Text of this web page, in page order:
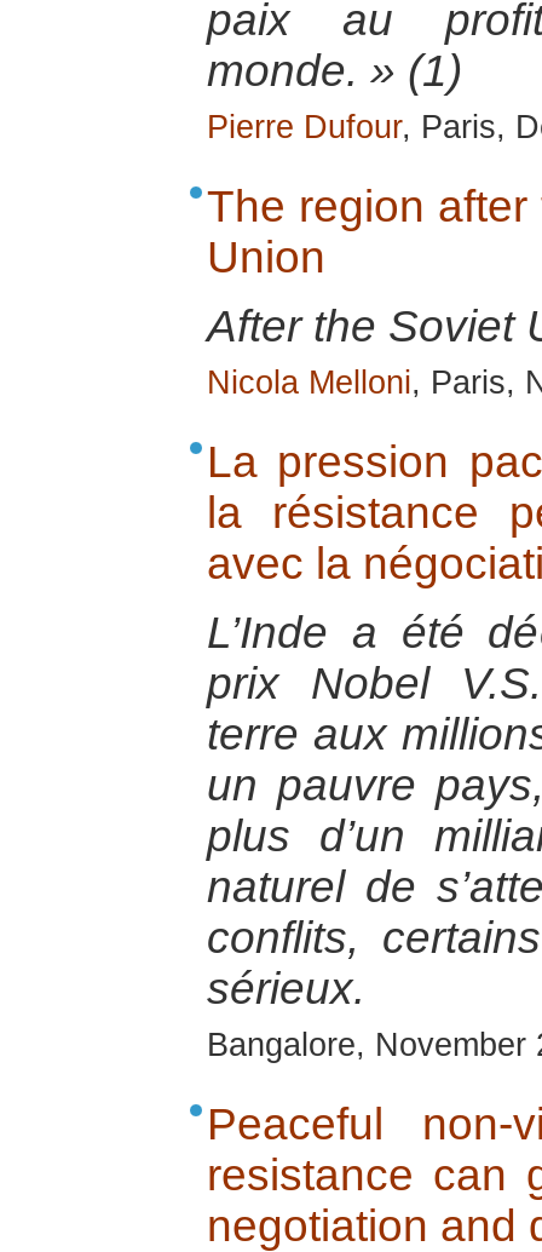
paix au
monde. » (1)
Pierre Dufour, Paris,
The region
Union
After the Soviet
Nicola Melloni, Paris,
La pression
la résistance
avec la
L’Inde a été
prix Nobel
terre aux
un pauvre
plus d’un
naturel de
conflits,
sérieux.
Bangalore, November
Peaceful non-
resistance can
negotiation and